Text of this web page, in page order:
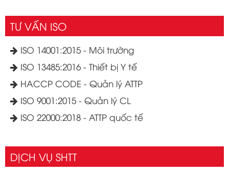
TƯ VẤN ISO
ISO 14001:2015 - Môi trường
ISO 13485:2016 - Thiết bị Y tế
HACCP CODE - Quản lý ATTP
ISO 9001:2015 - Quản lý CL
ISO 22000:2018 - ATTP quốc tế
DỊCH VỤ SHTT